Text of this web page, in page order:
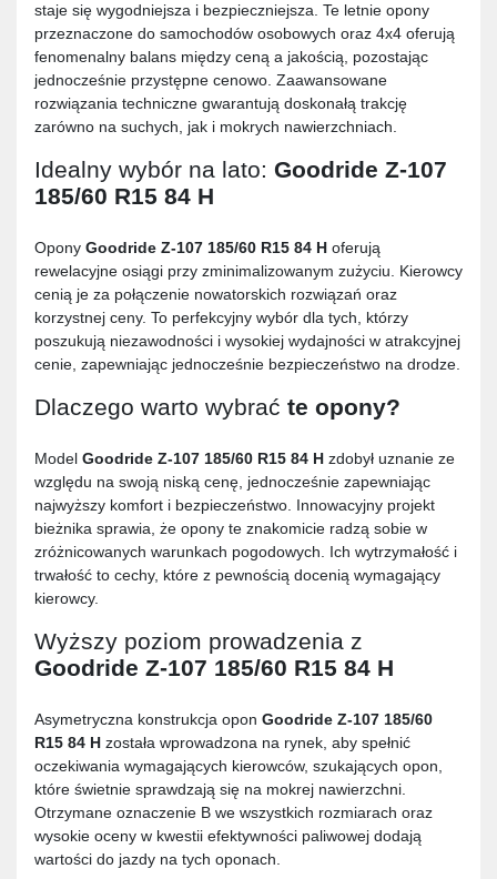
staje się wygodniejsza i bezpieczniejsza. Te letnie opony
przeznaczone do samochodów osobowych oraz 4x4 oferują
fenomenalny balans między ceną a jakością, pozostając
jednocześnie przystępne cenowo. Zaawansowane
rozwiązania techniczne gwarantują doskonałą trakcję
zarówno na suchych, jak i mokrych nawierzchniach.
Idealny wybór na lato: Goodride Z-107
185/60 R15 84 H
Opony Goodride Z-107 185/60 R15 84 H oferują
rewelacyjne osiągi przy zminimalizowanym zużyciu. Kierowcy
cenią je za połączenie nowatorskich rozwiązań oraz
korzystnej ceny. To perfekcyjny wybór dla tych, którzy
poszukują niezawodności i wysokiej wydajności w atrakcyjnej
cenie, zapewniając jednocześnie bezpieczeństwo na drodze.
Dlaczego warto wybrać te opony?
Model Goodride Z-107 185/60 R15 84 H zdobył uznanie ze
względu na swoją niską cenę, jednocześnie zapewniając
najwyższy komfort i bezpieczeństwo. Innowacyjny projekt
bieżnika sprawia, że opony te znakomicie radzą sobie w
zróżnicowanych warunkach pogodowych. Ich wytrzymałość i
trwałość to cechy, które z pewnością docenią wymagający
kierowcy.
Wyższy poziom prowadzenia z
Goodride Z-107 185/60 R15 84 H
Asymetryczna konstrukcja opon Goodride Z-107 185/60
R15 84 H została wprowadzona na rynek, aby spełnić
oczekiwania wymagających kierowców, szukających opon,
które świetnie sprawdzają się na mokrej nawierzchni.
Otrzymane oznaczenie B we wszystkich rozmiarach oraz
wysokie oceny w kwestii efektywności paliwowej dodają
wartości do jazdy na tych oponach.